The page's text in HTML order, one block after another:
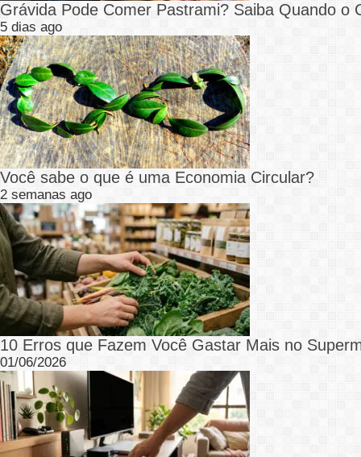
Grávida Pode Comer Pastrami? Saiba Quando o
5 dias ago
Você sabe o que é uma Economia Circular?
2 semanas ago
10 Erros que Fazem Você Gastar Mais no
01/06/2026